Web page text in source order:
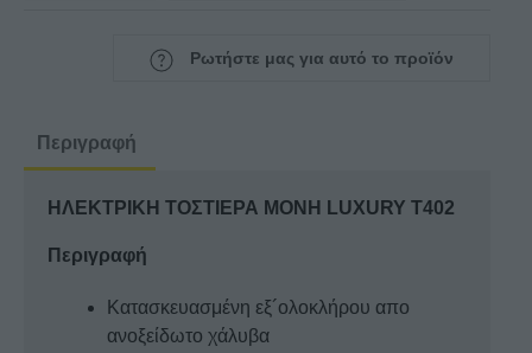
ποσότητα
Ρωτήστε μας για αυτό το προϊόν
Περιγραφή
ΗΛΕΚΤΡΙΚΗ ΤΟΣΤΙΕΡΑ ΜΟΝΗ LUXURY T402
Περιγραφή
Κατασκευασμένη εξ´ολοκλήρου απο
ανοξείδωτο χάλυβα